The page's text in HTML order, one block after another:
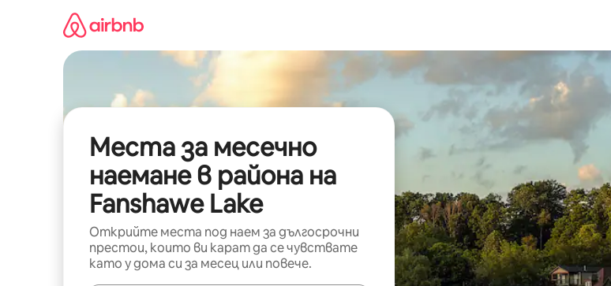
съдържанието
Места за месечно
наемане в района на
Fanshawe Lake
Открийте места под наем за дългосрочни
престои, които ви карат да се чувствате
като у дома си за месец или повече.